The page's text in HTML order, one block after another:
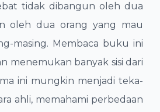
tidak dibangun oleh dua
oleh dua orang yang mau
masing. Membaca buku ini
menemukan banyak sisi dari
ini mungkin menjadi teka-
ahli, memahami perbedaan